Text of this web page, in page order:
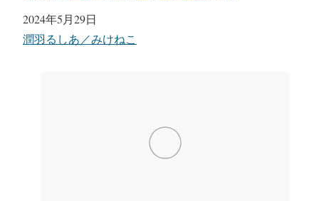
日付
2024年5月29日
関連理由
潤羽るしあ／みけねこ